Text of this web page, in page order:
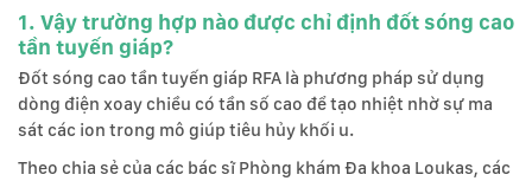
1. Vậy trường hợp nào được chỉ định đốt sóng cao
tần tuyến giáp?
Đốt sóng cao tần tuyến giáp RFA là phương pháp sử dụng
dòng điện xoay chiều có tần số cao để tạo nhiệt nhờ sự ma
sát các ion trong mô giúp tiêu hủy khối u.
Theo chia sẻ của các bác sĩ Phòng khám Đa khoa Loukas, các